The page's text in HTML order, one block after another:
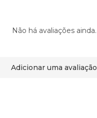
Não há avaliações ainda.
Adicionar uma avaliação